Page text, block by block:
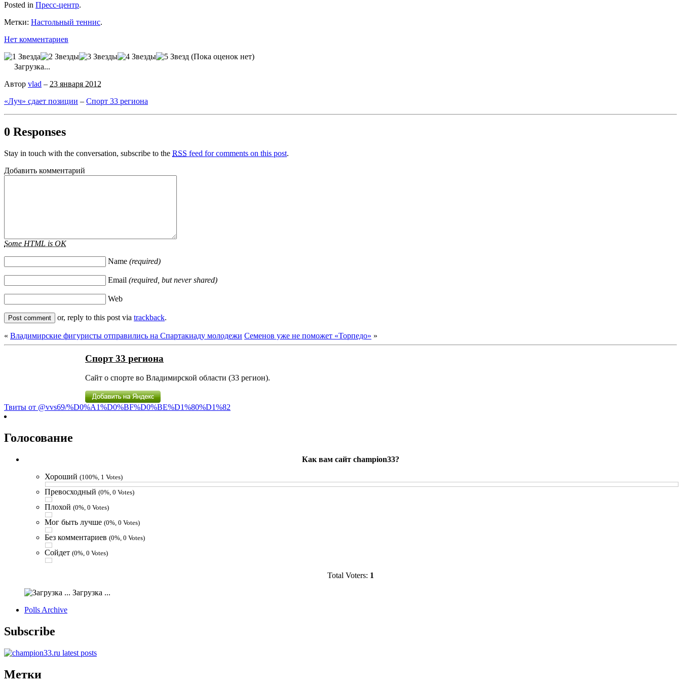
Posted in Пресс-центр.
Метки: Настольный теннис.
Нет комментариев
(Пока оценок нет)
Загрузка...
Автор vlad – 23 января 2012
«Луч» сдает позиции – Спорт 33 региона
0 Responses
Stay in touch with the conversation, subscribe to the RSS feed for comments on this post.
Добавить комментарий
Some HTML is OK
Name (required)
Email (required, but never shared)
Web
or, reply to this post via trackback.
« Владимирские фигуристы отправились на Спартакиаду молодежи Семенов уже не поможет «Торпедо» »
Спорт 33 региона
Сайт о спорте во Владимирской области (33 регион).
Твиты от @vvs69/%D0%A1%D0%BF%D0%BE%D1%80%D1%82
Голосование
Как вам сайт champion33?
Хороший (100%, 1 Votes)
Превосходный (0%, 0 Votes)
Плохой (0%, 0 Votes)
Мог быть лучше (0%, 0 Votes)
Без комментариев (0%, 0 Votes)
Сойдет (0%, 0 Votes)
Total Voters: 1
Загрузка ...
Polls Archive
Subscribe
Метки